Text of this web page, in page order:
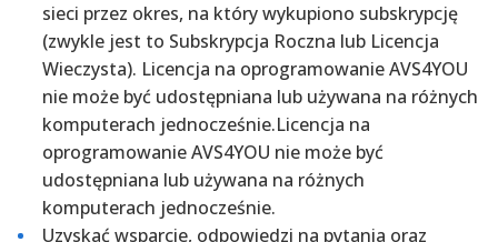
sieci przez okres, na który wykupiono subskrypcję
(zwykle jest to Subskrypcja Roczna lub Licencja
Wieczysta). Licencja na oprogramowanie AVS4YOU
nie może być udostępniana lub używana na różnych
komputerach jednocześnie.Licencja na
oprogramowanie AVS4YOU nie może być
udostępniana lub używana na różnych
komputerach jednocześnie.
Uzyskać wsparcie, odpowiedzi na pytania oraz